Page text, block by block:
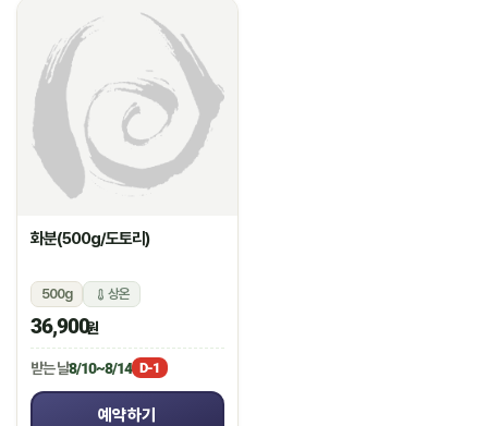
화분(500g/도토리)
500g 상온
36,900원
받는 날8/10~8/14 D-1
예약하기